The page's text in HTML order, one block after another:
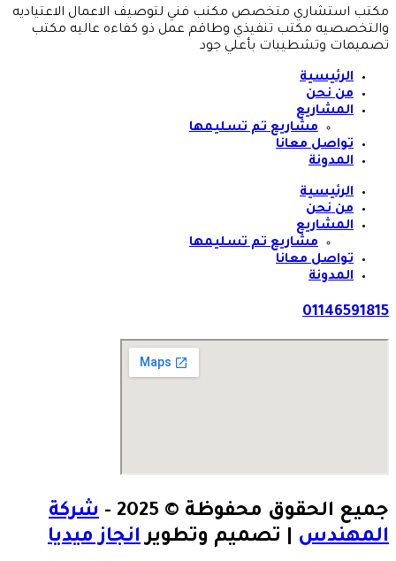
مكتب استشاري متخصص مكنب فني لتوصيف الاعمال الاعتياديه
والتخصصيه مكتب تنفيذي وطاقم عمل ذو كفاءه عاليه مكتب
تصميمات وتشطيبات بأعلي جود
الرئيسية
من نحن
المشاريع
مشاريع تم تسليمها
تواصل معانا
المدونة
الرئيسية
من نحن
المشاريع
مشاريع تم تسليمها
تواصل معانا
المدونة
01146591815
جميع الحقوق محفوظة © 2025 -
شركة
المهندس | تصميم وتطويرانجاز ميديا